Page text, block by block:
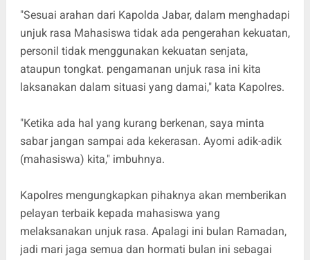
"Sesuai arahan dari Kapolda Jabar, dalam menghadapi
unjuk rasa Mahasiswa tidak ada pengerahan kekuatan,
personil tidak menggunakan kekuatan senjata,
ataupun tongkat. pengamanan unjuk rasa ini kita
laksanakan dalam situasi yang damai," kata Kapolres.
"Ketika ada hal yang kurang berkenan, saya minta
sabar jangan sampai ada kekerasan. Ayomi adik-adik
(mahasiswa) kita," imbuhnya.
Kapolres mengungkapkan pihaknya akan memberikan
pelayan terbaik kepada mahasiswa yang
melaksanakan unjuk rasa. Apalagi ini bulan Ramadan,
jadi mari jaga semua dan hormati bulan ini sebagai